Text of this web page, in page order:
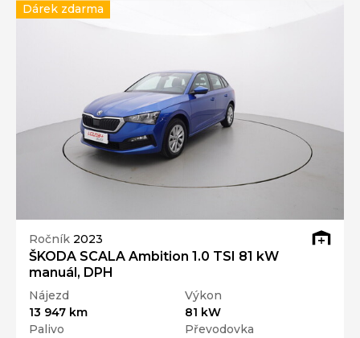
Ročník 2023
ŠKODA SCALA Ambition 1.0 TSI 81 kW
manuál, DPH
Nájezd
13 947 km
Výkon
81 kW
Palivo
Převodovka
Dárek zdarma